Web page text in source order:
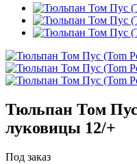
Тюльпан Том
луковицы 12/+
Под заказ